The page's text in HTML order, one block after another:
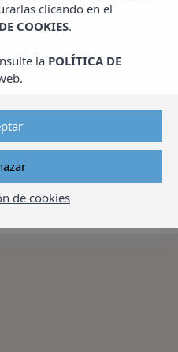
hemos diseñado
para que disfrute de
preocupaciones.
en Cambrils está
para familias,
gama de servicios y
cubrir todas
y descanso sin
clicando en el
COOKIES.
la POLÍTICA DE
de cookies